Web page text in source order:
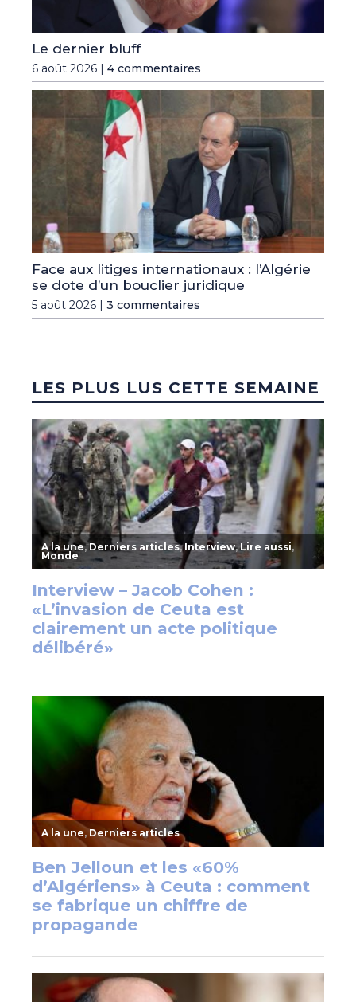
Le dernier bluff
6 août 2026 | 4 commentaires
Face aux litiges internationaux : l’Algérie
se dote d’un bouclier juridique
5 août 2026 | 3 commentaires
LES PLUS LUS CETTE SEMAINE